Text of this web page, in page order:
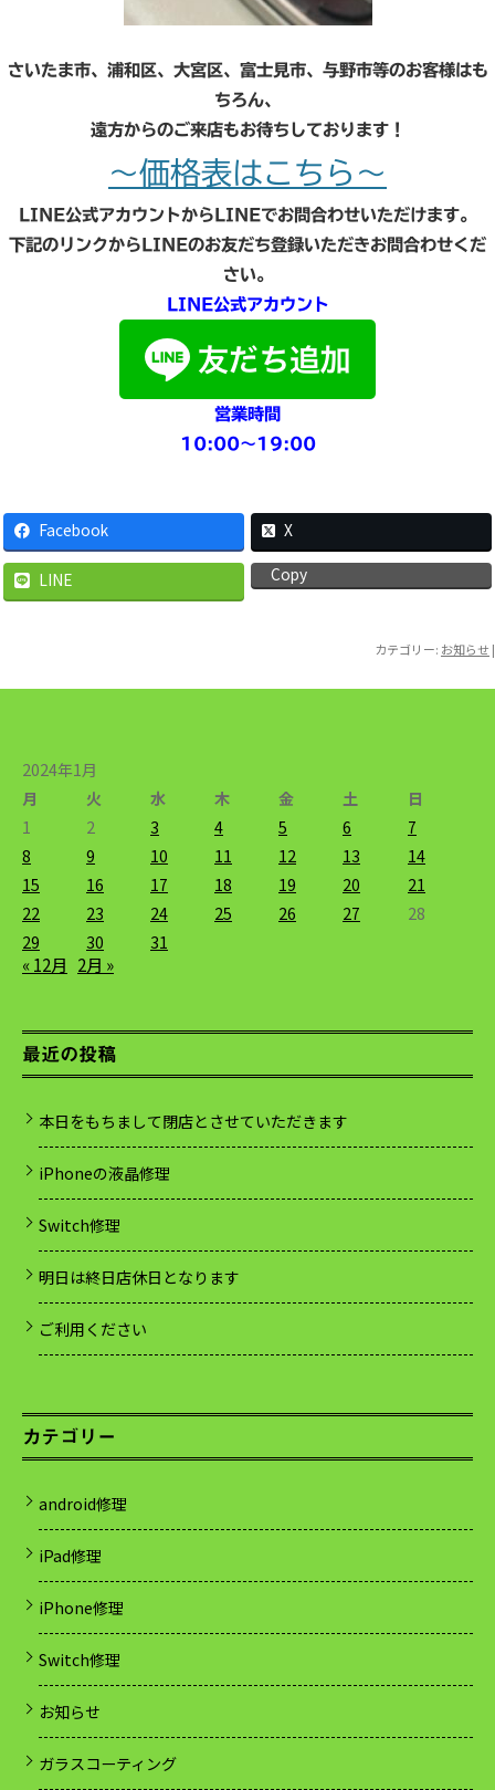
さいたま市、浦和区、大宮区、富士見市、与野市等のお客様はも
ちろん、
遠方からのご来店もお待ちしております！
～価格表はこちら～
LINE公式アカウントからLINEでお問合わせいただけます。
下記のリンクからLINEのお友だち登録いただきお問合わせくだ
さい。
LINE公式アカウント
営業時間
10:00〜19:00
Facebook X
LINE Copy
カテゴリー: お知らせ |
2024年1月
月
火 水 木 金 土
日
1
2 3 4 5 6
7
8
9 10 11 12 13
14
15
16 17 18 19 20
21
22
23 24 25 26 27
28
29
30 31
« 12月 2月 »
最近の投稿
本日をもちまして閉店とさせていただきます
iPhoneの液晶修理
Switch修理
明日は終日店休日となります
ご利用ください
カテゴリー
android修理
iPad修理
iPhone修理
Switch修理
お知らせ
ガラスコーティング